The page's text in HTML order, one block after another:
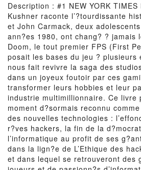
Description : #1 NEW YORK TIMES
Kushner raconte l’?tourdissante
et John Carmack, deux
ann?es 1980, ont chang? ? jamais
Doom, le tout premier FPS (First
posait les bases du jeu ? plusieurs
nous fait revivre la saga des
dans un joyeux foutoir par ces
transformer leurs hobbies et leur
industrie multimillionnaire. Ce livre
moment d?sormais reconnu
des nouvelles technologies :
r?ves hackers, la fin de la
l’informatique au profit de ses
dans la lign?e de L’Ethique des
et dans lequel se retrouveront des